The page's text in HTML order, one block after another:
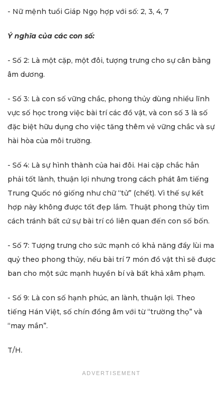
- Nữ mệnh tuổi Giáp Ngọ hợp với số: 2, 3, 4, 7
Ý nghĩa của các con số:
- Số 2: Là một cặp, một đôi, tượng trưng cho sự cân bằng
âm dương.
- Số 3: Là con số vững chắc, phong thủy dùng nhiều lĩnh
vực số học trong việc bài trí các đồ vật, và con số 3 là số
đặc biệt hữu dụng cho việc tăng thêm vẻ vững chắc và sự
hài hòa của môi trường.
- Số 4: Là sự hình thành của hai đôi. Hai cặp chắc hẳn
phải tốt lành, thuận lợi nhưng trong cách phát âm tiếng
Trung Quốc nó giống như chữ “tử” (chết). Vì thế sự kết
hợp này không được tốt đẹp lắm. Thuật phong thủy tìm
cách tránh bất cứ sự bài trí có liên quan đến con số bốn.
- Số 7: Tượng trưng cho sức mạnh có khả năng đẩy lùi ma
quỷ theo phong thủy, nếu bài trí 7 món đồ vật thì sẽ được
ban cho một sức mạnh huyền bí và bất khả xâm phạm.
- Số 9: Là con số hạnh phúc, an lành, thuận lợi. Theo
tiếng Hán Việt, số chín đồng âm với từ “trường thọ” và
“may mắn”.
T/H.